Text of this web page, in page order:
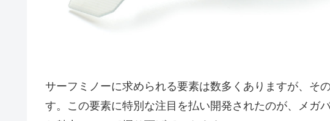
サーフミノーに求められる要素は数多くありますが、そ
す。この要素に特別な注目を払い開発されたのが、メガ